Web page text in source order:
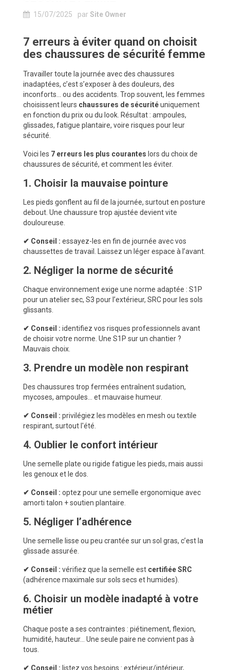
15/07/2025 par Site Owner
7 erreurs à éviter quand on choisit
des chaussures de sécurité femme
Travailler toute la journée avec des chaussures
inadaptées, c’est s’exposer à des douleurs, des
inconforts… ou des accidents. Trop souvent, les femmes
choisissent leurs chaussures de sécuritéuniquement
en fonction du prix ou du look. Résultat : ampoules,
glissades, fatigue plantaire, voire risques pour leur
sécurité.
Voici les 7 erreurs les plus courantes lors du choix de
chaussures de sécurité, et comment les éviter.
1. Choisir la mauvaise pointure
Les pieds gonflent au fil de la journée, surtout en posture
debout. Une chaussure trop ajustée devient vite
douloureuse.
✔ Conseil : essayez-les en fin de journée avec vos
chaussettes de travail. Laissez un léger espace à l’avant.
2. Négliger la norme de sécurité
Chaque environnement exige une norme adaptée : S1P
pour un atelier sec, S3 pour l’extérieur, SRC pour les sols
glissants.
✔ Conseil : identifiez vos risques professionnels avant
de choisir votre norme. Une S1P sur un chantier ?
Mauvais choix.
3. Prendre un modèle non respirant
Des chaussures trop fermées entraînent sudation,
mycoses, ampoules… et mauvaise humeur.
✔ Conseil : privilégiez les modèles en mesh ou textile
respirant, surtout l'été.
4. Oublier le confort intérieur
Une semelle plate ou rigide fatigue les pieds, mais aussi
les genoux et le dos.
✔ Conseil : optez pour une semelle ergonomique avec
amorti talon + soutien plantaire.
5. Négliger l’adhérence
Une semelle lisse ou peu crantée sur un sol gras, c’est la
glissade assurée.
✔ Conseil : vérifiez que la semelle est certifiée SRC
(adhérence maximale sur sols secs et humides).
6. Choisir un modèle inadapté à votre
métier
Chaque poste a ses contraintes : piétinement, flexion,
humidité, hauteur… Une seule paire ne convient pas à
tous.
✔ Conseil : listez vos besoins : extérieur/intérieur,